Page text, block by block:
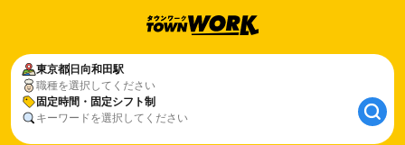
東京都 日向和田駅
職種を選択してください
固定時間・固定シフト制
キーワードを選択してください